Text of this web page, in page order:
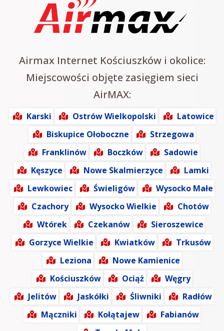
Airmax Internet Kościuszków i okolice:
Miejscowości objęte zasięgiem sieci
AirMAX:
Karski Ostrów Wielkopolski
Latowice
Biskupice Ołoboczne
Strzegowa
Franklinów
Boczków
Sadowie
Kęszyce
Nowe Skalmierzyce
Lamki
Lewkowiec
Świeligów
Wysocko Małe
Czachory
Wysocko Wielkie
Chotów
Wtórek
Czekanów
Sieroszewice
Gorzyce Wielkie
Kwiatków
Trkusów
Leziona
Nowe Kamienice
Kościuszków
Ociąż
Węgry
Jelitów
Jaskółki Śliwniki
Radłów
Mączniki
Kołątajew
Fabianów